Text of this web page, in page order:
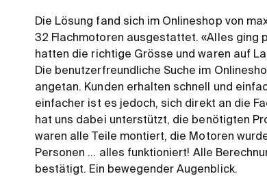
Die Lösung fand sich im Onlineshop von
32 Flachmotoren ausgestattet. «Alles ging
hatten die richtige Grösse und waren auf
Die benutzerfreundliche Suche im
angetan. Kunden erhalten schnell und
einfacher ist es jedoch, sich direkt an die
hat uns dabei unterstützt, die benötigten
waren alle Teile montiert, die Motoren
Personen ... alles funktioniert! Alle
bestätigt. Ein bewegender Augenblick.